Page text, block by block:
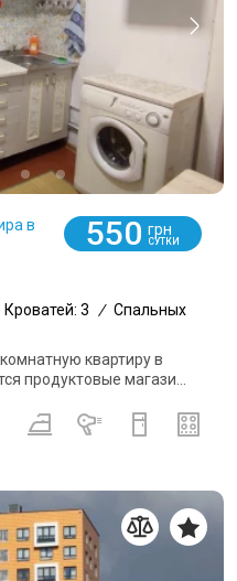
в
550 грн
СУТКИ
Кроватей: 3 / Спальных
квартиру в
продуктовые магази...